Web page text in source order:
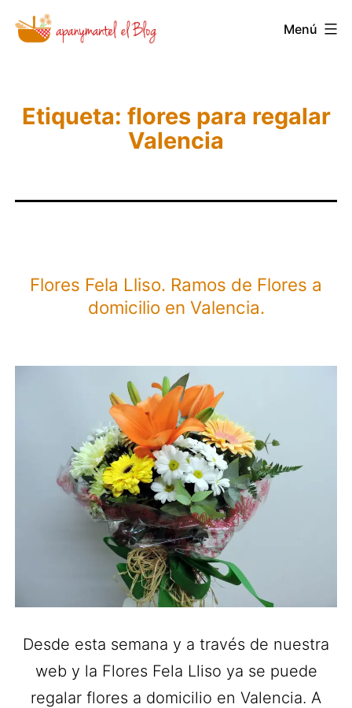
Saltar
Novedades
de
Menú
Etiqueta: flores para regalar
Valencia
Flores Fela Lliso. Ramos de Flores a
domicilio en Valencia.
Desde esta semana y a través de nuestra
web y la Flores Fela Lliso ya se puede
regalar flores a domicilio en Valencia. A